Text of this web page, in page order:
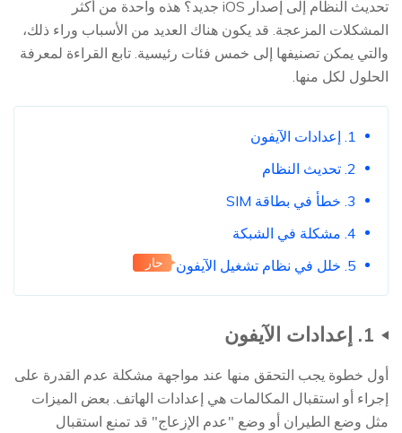
تحديث النظام إلى إصدار iOS جديد؟ هذه واحدة من أكثر
المشكلات المزعجة. قد يكون هناك العديد من الأسباب وراء ذلك،
والتي يمكن تصنيفها إلى خمس فئات رئيسية. تابع القراءة لمعرفة
الحلول لكل منها.
1. إعدادات الآيفون
2. تحديث النظام
3. خطأ في بطاقة SIM
4. مشكلة في الشبكة
5. خلل في نظام تشغيل الآيفون
حار
1. إعدادات الآيفون
أول خطوة يجب التحقق منها عند مواجهة مشكلة عدم القدرة على
إجراء أو استقبال المكالمات هي إعدادات الهاتف. بعض الميزات
مثل وضع الطيران أو وضع "عدم الإزعاج" قد تمنع استقبال